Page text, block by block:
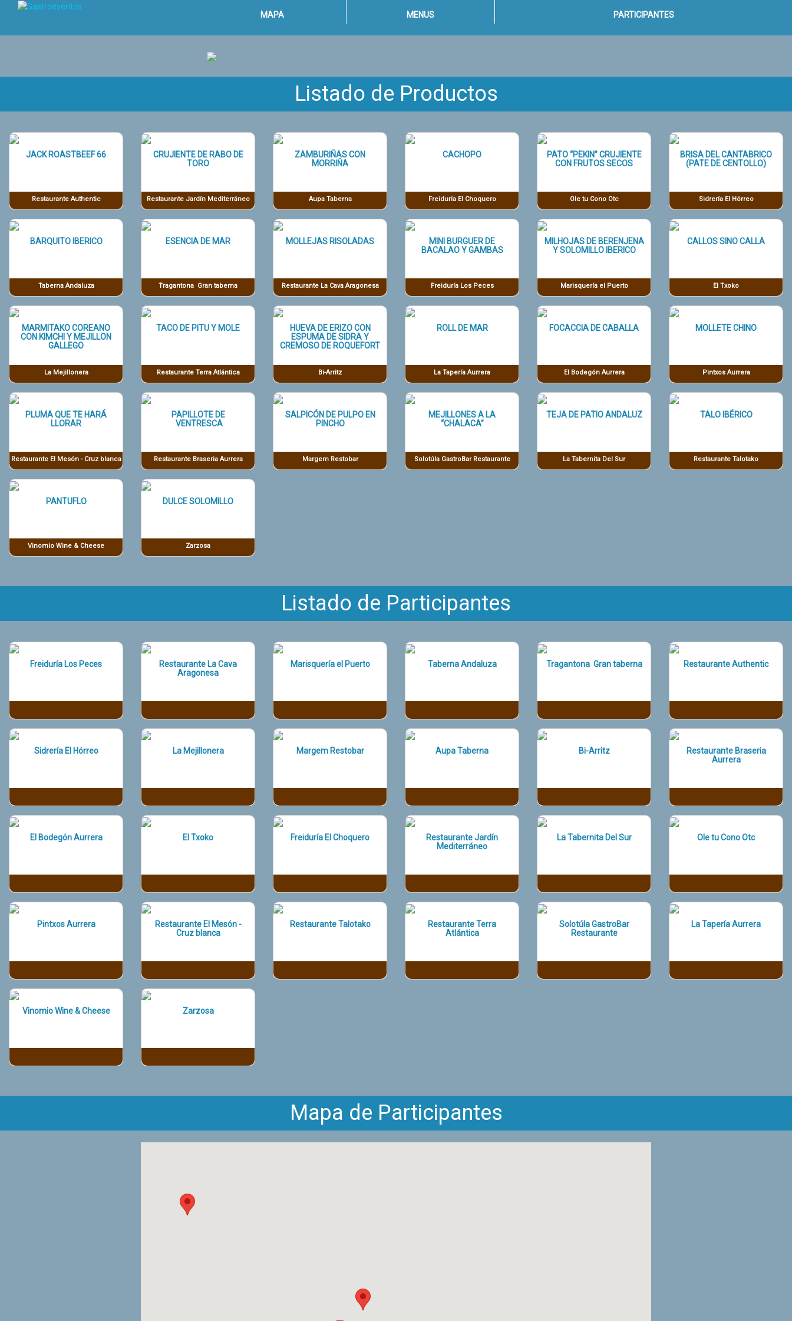
MAPA MENUS PARTICIPANTES
Listado de Productos
JACK ROASTBEEF 66
Restaurante Authentic
CRUJIENTE DE RABO DE
TORO
Restaurante Jardín Mediterráneo
ZAMBURIÑAS CON
MORRIÑA
Aupa Taberna
CACHOPO
Freiduría El Choquero
PATO “PEKIN” CRUJIENTE
CON FRUTOS SECOS
Ole tu Cono Otc
BRISA DEL CANTABRICO
(PATE DE CENTOLLO)
Sidrería El Hórreo
BARQUITO IBERICO
Taberna Andaluza
ESENCIA DE MAR
Tragantona Gran taberna
MOLLEJAS RISOLADAS
Restaurante La Cava Aragonesa
MINI BURGUER DE
BACALAO Y GAMBAS
Freiduría Los Peces
MILHOJAS DE BERENJENA
Y SOLOMILLO IBERICO
Marisquería el Puerto
CALLOS SINO CALLA
El Txoko
MARMITAKO COREANO
CON KIMCHI Y MEJILLON
GALLEGO
La Mejillonera
TACO DE PITU Y MOLE
Restaurante Terra Atlántica
HUEVA DE ERIZO CON
ESPUMA DE SIDRA Y
CREMOSO DE ROQUEFORT
Bi-Arritz
ROLL DE MAR
La Tapería Aurrera
FOCACCIA DE CABALLA
El Bodegón Aurrera
MOLLETE CHINO
Pintxos Aurrera
PLUMA QUE TE HARÁ
LLORAR
Restaurante El Mesón - Cruz blanca
PAPILLOTE DE
VENTRESCA
Restaurante Braseria Aurrera
SALPICÓN DE PULPO EN
PINCHO
Margem Restobar
MEJILLONES A LA
“CHALACA”
Solotúla GastroBar Restaurante
TEJA DE PATIO ANDALUZ
La Tabernita Del Sur
TALO IBÉRICO
Restaurante Talotako
PANTUFLO
Vinomio Wine & Cheese
DULCE SOLOMILLO
Zarzosa
Listado de Participantes
Freiduría Los Peces
Restaurante La Cava
Aragonesa
Marisquería el Puerto Taberna Andaluza Tragantona Gran taberna Restaurante Authentic
Sidrería El Hórreo La Mejillonera Margem Restobar Aupa Taberna Bi-Arritz
Restaurante Braseria
Aurrera
El Bodegón Aurrera El Txoko Freiduría El Choquero
Restaurante Jardín
Mediterráneo
La Tabernita Del Sur Ole tu Cono Otc
Pintxos Aurrera
Restaurante El Mesón -
Cruz blanca
Restaurante Talotako
Restaurante Terra
Atlántica
Solotúla GastroBar
Restaurante
La Tapería Aurrera
Vinomio Wine & Cheese Zarzosa
Mapa de Participantes